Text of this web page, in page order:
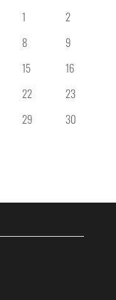
1
2
8
9
15
16
22
23
29
30